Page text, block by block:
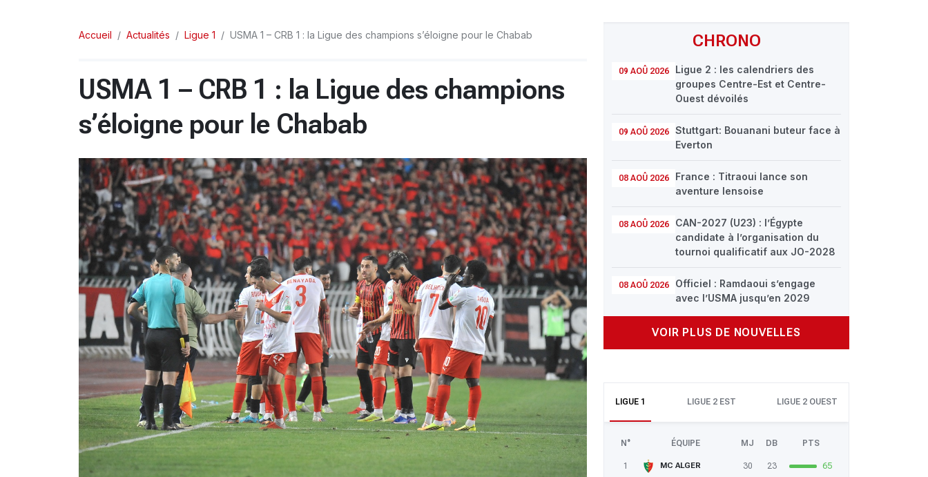
CHRONO
09 AOÛ 2026
Ligue 2 : les calendriers des
groupes Centre-Est et Centre-
Ouest dévoilés
09 AOÛ 2026
Stuttgart: Bouanani buteur face à
Everton
08 AOÛ 2026
France : Titraoui lance son
aventure lensoise
08 AOÛ 2026
CAN-2027 (U23) : l’Égypte
candidate à l’organisation du
tournoi qualificatif aux JO-2028
08 AOÛ 2026
Officiel : Ramdaoui s’engage
avec l’USMA jusqu’en 2029
VOIR PLUS DE NOUVELLES
LIGUE 1 LIGUE 2 EST LIGUE 2 OUEST
N° ÉQUIPE MJ DB PTS
1 MC ALGER 30 23
65
Accueil Actualités Ligue 1 USMA 1 – CRB 1 : la Ligue des champions s’éloigne pour le Chabab
USMA 1 – CRB 1 : la Ligue des champions
s’éloigne pour le Chabab